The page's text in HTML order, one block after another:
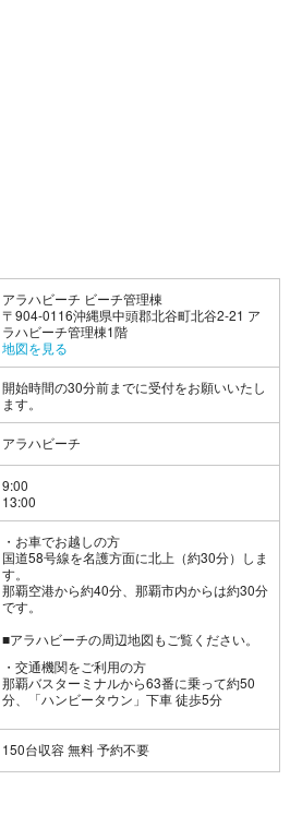
アラハビーチ ビーチ管理棟
〒904-0116沖縄県中頭郡北谷町北谷2-21 ア
ラハビーチ管理棟1階
地図を見る
開始時間の30分前までに受付をお願いいたし
ます。
アラハビーチ
9:00
13:00
お車でお越しの方
国道58号線を名護方面に北上（約30分）しま
す。
那覇空港から約40分、那覇市内からは約30分
です。
■アラハビーチの周辺地図もご覧ください。
交通機関をご利用の方
那覇バスターミナルから63番に乗って約50
分、「ハンビータウン」下車 徒歩5分
150台収容 無料 予約不要